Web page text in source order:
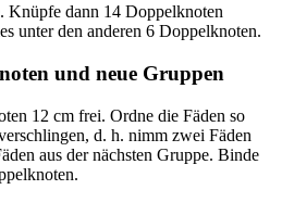
Knüpfe dann 14 Doppelknoten
unter den anderen 6 Doppelknoten.
und neue Gruppen
12 cm frei. Ordne die Fäden so
d. h. nimm zwei Fäden
aus der nächsten Gruppe. Binde